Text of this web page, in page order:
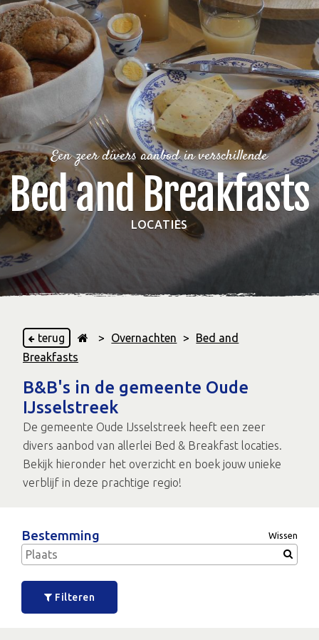
Een zeer divers aanbod in verschillende
Bed and Breakfasts
LOCATIES
terug > Overnachten >
Bed and
Breakfasts
B&B's in de gemeente Oude
IJsselstreek
De gemeente Oude IJsselstreek heeft een zeer
divers aanbod van allerlei Bed & Breakfast locaties.
Bekijk hieronder het overzicht en boek jouw unieke
verblijf in deze prachtige regio!
Bestemming Wissen
Filteren